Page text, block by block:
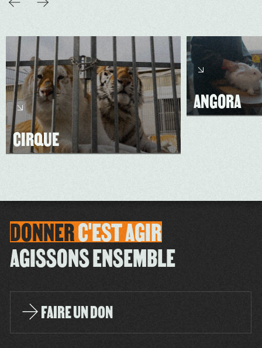
CIRQUE
ANGORA
DONNERC'ESTAGIR
AGISSONS ENSEMBLE
FAIRE UN DON